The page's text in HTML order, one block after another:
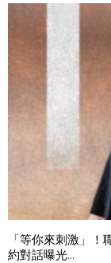
「等你來刺激」
約對話曝光...